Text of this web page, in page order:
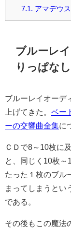
7.1. アマデウ
ブルーレ
りっぱなし
ブルーレイオーデ
上げてきた。 ベー
ーの交響曲全集に
ＣＤで8～10枚に
と、同じく10枚～
たった１枚のブル
まってしまうとい
である。
その後もこの魔法